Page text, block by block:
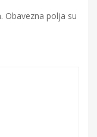
Obavezna polja su